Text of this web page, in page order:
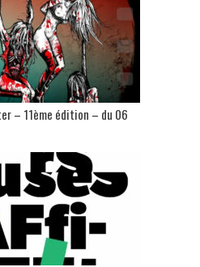
– 11ème édition – du 06